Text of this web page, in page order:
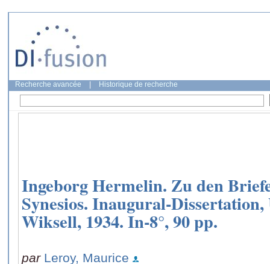
Recherche avancée Historique de recherche
Ingeborg Hermelin. Zu den
Synesios. Inaugural-
Wiksell, 1934. In-8°, 90 pp.
par Leroy, Maurice